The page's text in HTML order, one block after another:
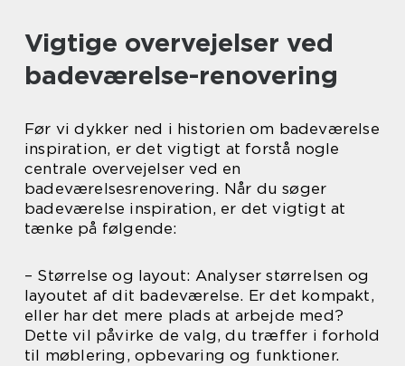
Vigtige overvejelser ved
badeværelse-renovering
Før vi dykker ned i historien om badeværelse
inspiration, er det vigtigt at forstå nogle
centrale overvejelser ved en
badeværelsesrenovering. Når du søger
badeværelse inspiration, er det vigtigt at
tænke på følgende:
– Størrelse og layout: Analyser størrelsen og
layoutet af dit badeværelse. Er det kompakt,
eller har det mere plads at arbejde med?
Dette vil påvirke de valg, du træffer i forhold
til møblering, opbevaring og funktioner.